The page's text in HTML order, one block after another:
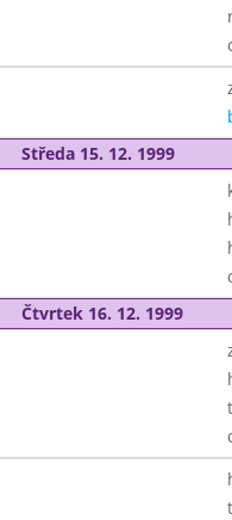
Středa 15. 12. 1999
Čtvrtek 16. 12. 1999